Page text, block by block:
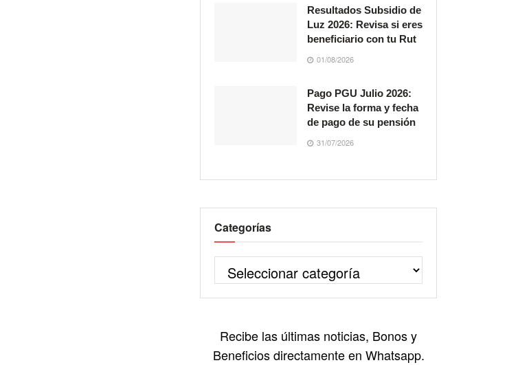
Resultados Subsidio de
Luz 2026: Revisa si eres
beneficiario con tu Rut
01/08/2026
Pago PGU Julio 2026:
Revise la forma y fecha
de pago de su pensión
31/07/2026
Categorías
Recibe las últimas noticias, Bonos y
Beneficios directamente en Whatsapp.